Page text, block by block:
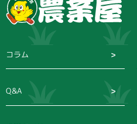
コラム
Q&A